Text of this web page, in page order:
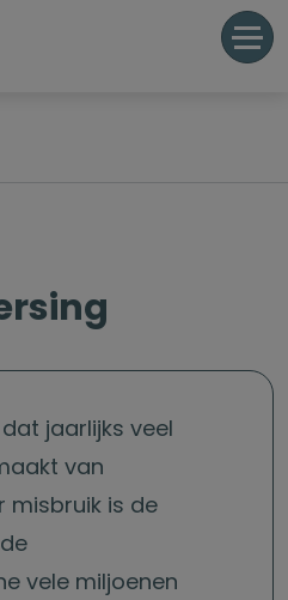
jaarlijks veel
van
misbruik is de
vele miljoenen